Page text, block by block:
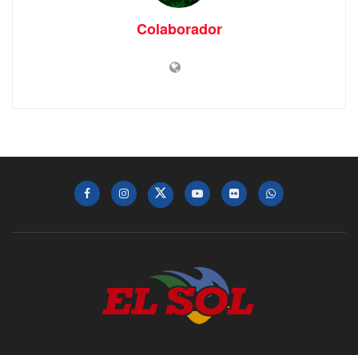
Colaborador